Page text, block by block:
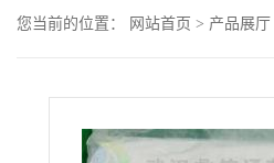
您当前的位置： 网站首页 > 产品展厅